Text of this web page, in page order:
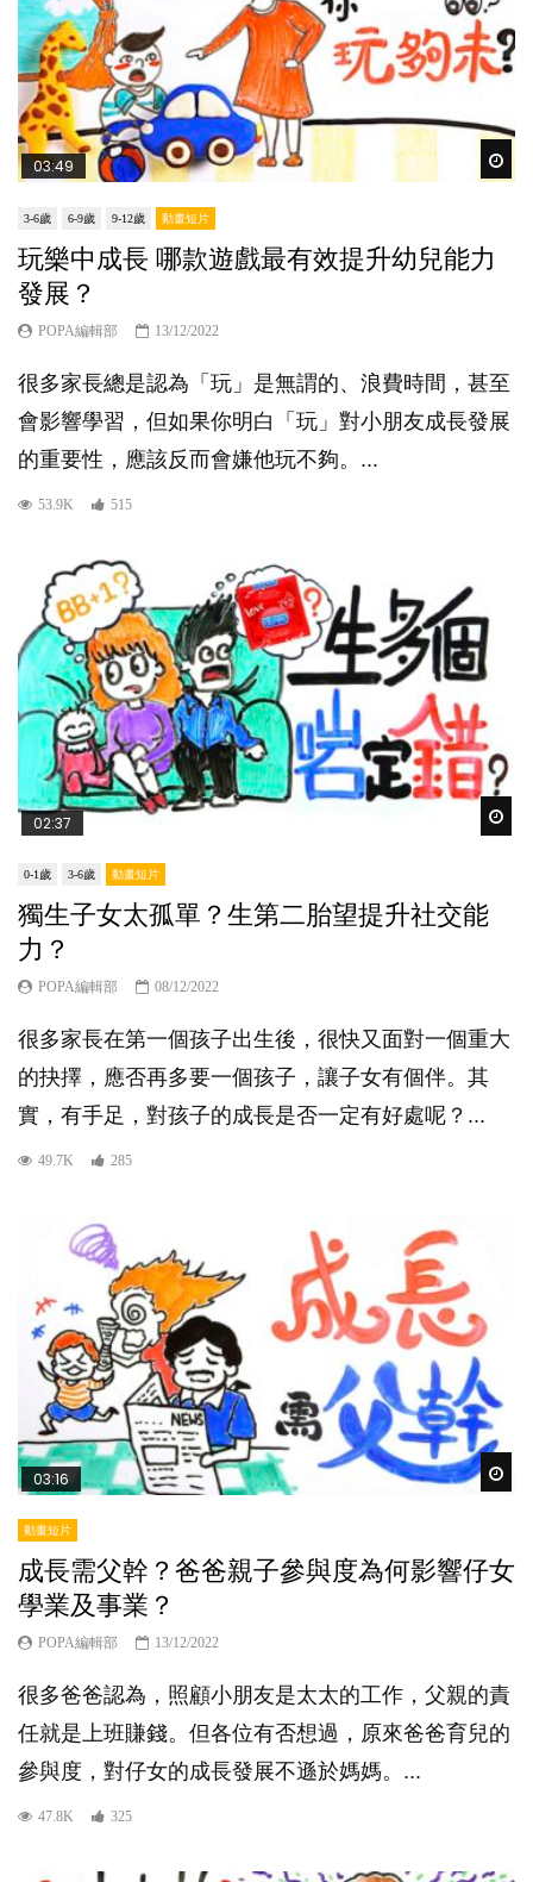
03:49
3-6歲 6-9歲 9-12歲 動畫短片
玩樂中成長 哪款遊戲最有效提升幼兒能力
發展？
POPA編輯部 13/12/2022
很多家長總是認為「玩」是無謂的、浪費時間，甚至
會影響學習，但如果你明白「玩」對小朋友成長發展
的重要性，應該反而會嫌他玩不夠。...
53.9K 515
02:37
0-1歲 3-6歲 動畫短片
獨生子女太孤單？生第二胎望提升社交能
力？
POPA編輯部 08/12/2022
很多家長在第一個孩子出生後，很快又面對一個重大
的抉擇，應否再多要一個孩子，讓子女有個伴。其
實，有手足，對孩子的成長是否一定有好處呢？...
49.7K 285
03:16
動畫短片
成長需父幹？爸爸親子參與度為何影響仔女
學業及事業？
POPA編輯部 13/12/2022
很多爸爸認為，照顧小朋友是太太的工作，父親的責
任就是上班賺錢。但各位有否想過，原來爸爸育兒的
參與度，對仔女的成長發展不遜於媽媽。...
47.8K 325